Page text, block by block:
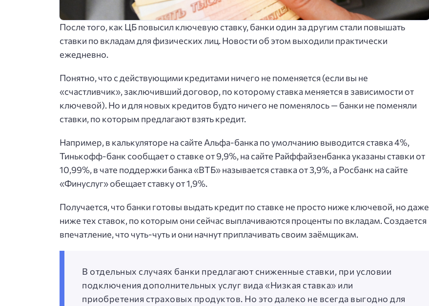
После того, как ЦБ повысил ключевую ставку, банки один за другим стали повышать
ставки по вкладам для физических лиц. Новости об этом выходили практически
ежедневно.
Понятно, что с действующими кредитами ничего не поменяется (если вы не
«счастливчик», заключивший договор, по которому ставка меняется в зависимости от
ключевой). Но и для новых кредитов будто ничего не поменялось — банки не поменяли
ставки, по которым предлагают взять кредит.
Например, в калькуляторе на сайте Альфа-банка по умолчанию выводится ставка 4%,
Тинькофф-банк сообщает о ставке от 9,9%, на сайте Райффайзенбанка указаны ставки от
10,99%, в чате поддержки банка «ВТБ» называется ставка от 3,9%, а Росбанк на сайте
«Финуслуг» обещает ставку от 1,9%.
Получается, что банки готовы выдать кредит по ставке не просто ниже ключевой, но даже
ниже тех ставок, по которым они сейчас выплачиваются проценты по вкладам. Создается
впечатление, что чуть-чуть и они начнут приплачивать своим заёмщикам.
В отдельных случаях банки предлагают сниженные ставки, при условии
подключения дополнительных услуг вида «Низкая ставка» или
приобретения страховых продуктов. Но это далеко не всегда выгодно для